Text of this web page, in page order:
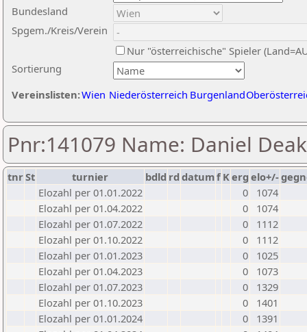
Sortierung
Bundesland
Spgem./Kreis/Verein
Nur "österreichische" Spieler
Vereinslisten:Wien Niederösterreich Burgenland
Pnr:141079 Name: Daniel
tnrSt turnier bdld rd datumf Kerg elo+/-
Elozahl per 01.01.2022
0
1074
Elozahl per 01.04.2022
0
1074
Elozahl per 01.07.2022
0
1112
Elozahl per 01.10.2022
0
1112
Elozahl per 01.01.2023
0
1025
Elozahl per 01.04.2023
0
1073
Elozahl per 01.07.2023
0
1329
Elozahl per 01.10.2023
0
1401
Elozahl per 01.01.2024
0
1391